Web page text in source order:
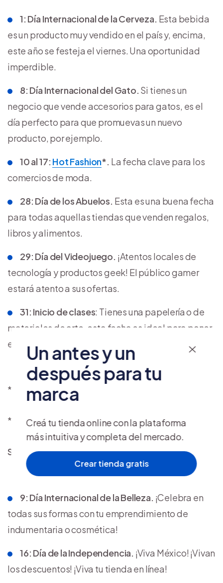
1: Día Internacional de la Cerveza. Esta bebida
es un producto muy vendido en el país y, encima,
este año se festeja el viernes. Una oportunidad
imperdible.
8: Día Internacional del Gato. Si tienes un
negocio que vende accesorios para gatos, es el
día perfecto para que promuevas un nuevo
producto, por ejemplo.
10 al 17: Hot Fashion*. La fecha clave para los
comercios de moda.
28: Día de los Abuelos. Esta es una buena fecha
para todas aquellas tiendas que venden regalos,
libros y alimentos.
29: Día del Videojuego. ¡Atentos locales de
tecnología y productos geek! El público gamer
estará atento a sus ofertas.
31: Inicio de clases: Tienes una papelería o de
materiales de arte, esta fecha es ideal para poner
en marcha tus próximas ofertas.
*A confirmar por AMVO.
** A confirmar por la SEP.
Septiembre:
9: Día Internacional de la Belleza. ¡Celebra en
todas sus formas con tu emprendimiento de
indumentaria o cosmética!
16: Día de la Independencia. ¡Viva México! ¡Vivan
los descuentos! ¡Viva tu tienda en línea!
Un antes y un
después para tu
marca
Creá tu tienda online con la plataforma
más intuitiva y completa del mercado.
Crear tienda gratis